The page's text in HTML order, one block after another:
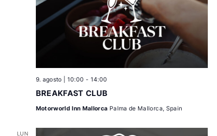
BREAKFAST CLUB
9. agosto | 10:00 - 14:00
Motorworld Inn Mallorca Palma de Mallorca, Spain
LUN